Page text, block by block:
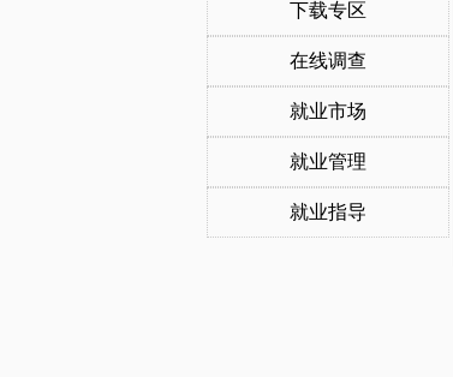
下载专区
在线调查
就业市场
就业管理
就业指导